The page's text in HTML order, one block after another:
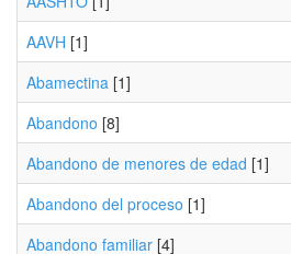
AAVH [1]
Abamectina [1]
Abandono [8]
Abandono de menores de edad [1]
Abandono del proceso [1]
Abandono familiar [4]